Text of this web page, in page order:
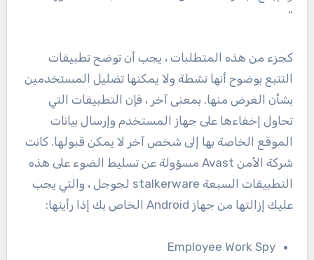
“
كجزء من هذه المتطلبات ، يجب أن توضح تطبيقات
التتبع بوضوح أنها نشطة ولا يمكنها تضليل المستخدمين
بشأن الغرض منها. بمعنى آخر ، فإن التطبيقات التي
تحاول إخفاءها على جهاز المستخدم وإرسال بيانات
الموقع الخاصة بها إلى شخص آخر لا يمكن قبولها. كانت
شركة الأمن Avast مسؤولة عن تسليط الضوء على هذه
التطبيقات السبعة stalkerware لجوجل ، والتي يجب
عليك إزالتها من جهاز Android الخاص بك إذا رأيتها:
Employee Work Spy